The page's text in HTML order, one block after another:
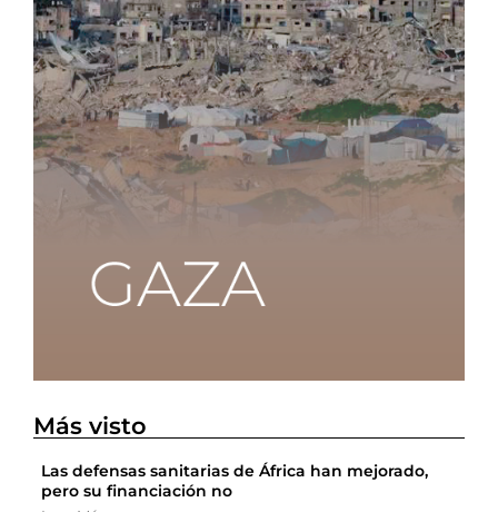
Más visto
Las defensas sanitarias de África han mejorado,
pero su financiación no